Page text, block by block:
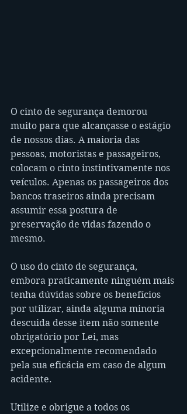
O cinto de segurança demorou
muito para que alcançasse o estágio
de nossos dias. A maioria das
pessoas, motoristas e passageiros,
colocam o cinto instintivamente nos
veículos. Apenas os passageiros dos
bancos traseiros ainda precisam
assumir essa postura de
preservação de vidas fazendo o
mesmo.
O uso do cinto de segurança,
embora praticamente ninguém mais
tenha dúvidas sobre os benefícios
por utilizar, ainda alguma minoria
descuida desse item não somente
obrigatório por Lei, mas
excepcionalmente recomendado
pela sua eficácia em caso de algum
acidente.
Utilize e obrigue a todos os